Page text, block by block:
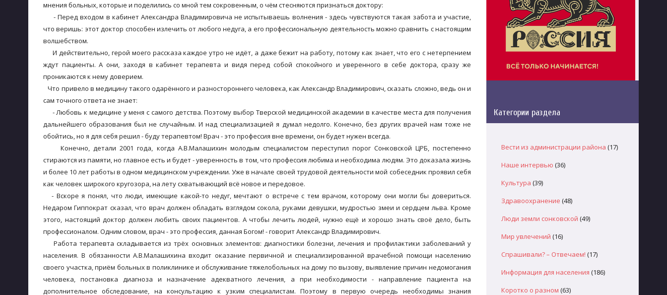
мнения больных, которые и поделились со мной тем сокровенным, о чём стесняются признаться доктору:
- Перед входом в кабинет Александра Владимировича не испытываешь волнения - здесь чувствуются такая забота и участие,
что веришь: этот доктор способен излечить от любого недуга, а его профессиональную деятельность можно сравнить с настоящим
волшебством.
И действительно, герой моего рассказа каждое утро не идёт, а даже бежит на работу, потому как знает, что его с нетерпением
ждут пациенты. А они, заходя в кабинет терапевта и видя перед собой спокойного и уверенного в себе доктора, сразу же
проникаются к нему доверием.
Что привело в медицину такого одарённого и разностороннего человека, как Александр Владимирович, сказать сложно, ведь он и
сам точного ответа не знает:
- Любовь к медицине у меня с самого детства. Поэтому выбор Тверской медицинской академии в качестве места для получения
дальнейшего образования был не случайным. И над специализацией я думал недолго. Конечно, без других врачей нам тоже не
обойтись, но я для себя решил - буду терапевтом! Врач - это профессия вне времени, он будет нужен всегда.
Конечно, детали 2001 года, когда А.В.Малашихин молодым специалистом переступил порог Сонковской ЦРБ, постепенно
стираются из памяти, но главное есть и будет - уверенность в том, что профессия любима и необходима людям. Это доказала жизнь
и более 10 лет работы в одном медицинском учреждении. Уже в начале своей трудовой деятельности мой собеседник проявил себя
как человек широкого кругозора, на лету схватывающий всё новое и передовое.
- Вскоре я понял, что люди, имеющие какой-то недуг, мечтают о встрече с тем врачом, которому они могли бы довериться.
Недаром Гиппократ сказал, что врач должен обладать взглядом сокола, руками девушки, мудростью змеи и сердцем льва. Кроме
этого, настоящий доктор должен любить своих пациентов. А чтобы лечить людей, нужно ещё и хорошо знать своё дело, быть
профессионалом. Одним словом, врач - это профессия, данная Богом! - говорит Александр Владимирович.
Работа терапевта складывается из трёх основных элементов: диагностики болезни, лечения и профилактики заболеваний у
населения. В обязанности А.В.Малашихина входит оказание первичной и специализированной врачебной помощи населению
своего участка, приём больных в поликлинике и обслуживание тяжелобольных на дому по вызову, выявление причин недомогания
человека, постановка диагноза и назначение адекватного лечения, а при необходимости - направление пациента на
дополнительное обследование, на консультацию к узким специалистам. Поэтому в первую очередь необходимы знания
Категории раздела
Вести из администрации района (17)
Наше интервью (36)
Культура (39)
Здравоохранение (48)
Люди земли сонковской (49)
Мир увлечений (16)
Спрашивали? – Отвечаем! (17)
Информация для населения (186)
Коротко о разном (63)